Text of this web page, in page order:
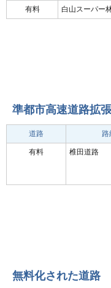
有料 白山スーパー
準都市高速道路拡
道路 路
有料 椎田道路
無料化された道路